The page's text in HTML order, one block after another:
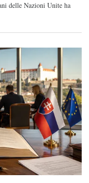
delle Nazioni Unite ha